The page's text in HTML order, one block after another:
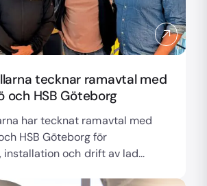
tecknar ramavtal med
och HSB Göteborg
har tecknat ramavtal med
HSB Göteborg för
installation och drift av lad...